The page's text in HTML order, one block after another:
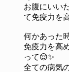
お腹にいい
て免疫力を
何かあった
免疫力を高
って😌✨
全ての病気